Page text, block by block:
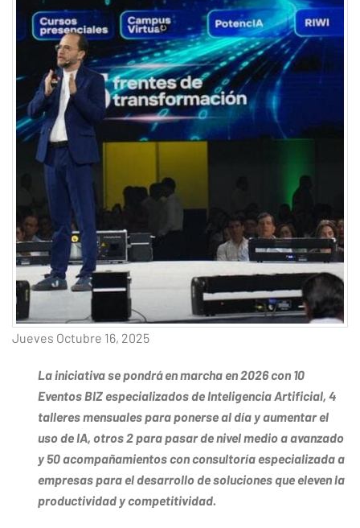
Jueves Octubre 16, 2025
La iniciativa se pondrá en marcha en 2026 con 10
Eventos BIZ especializados de Inteligencia Artificial, 4
talleres mensuales para ponerse al día y aumentar el
uso de IA, otros 2 para pasar de nivel medio a avanzado
y 50 acompañamientos con consultoría especializada a
empresas para el desarrollo de soluciones que eleven la
productividad y competitividad.